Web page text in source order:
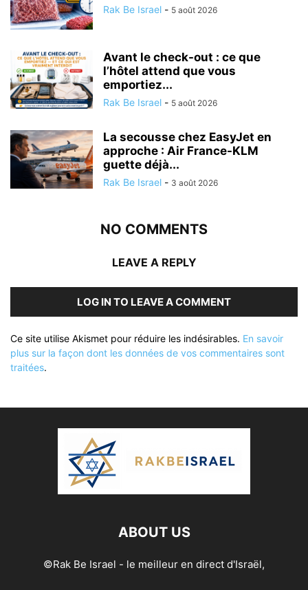
Rak Be Israel - 5 août 2026
Avant le check-out : ce que
l’hôtel attend que vous
emportiez...
Rak Be Israel - 5 août 2026
La secousse chez EasyJet en
approche : Air France-KLM
guette déjà...
Rak Be Israel - 3 août 2026
NO COMMENTS
LEAVE A REPLY
LOG IN TO LEAVE A COMMENT
Ce site utilise Akismet pour réduire les indésirables. En savoir
plus sur la façon dont les données de vos commentaires sont
traitées.
ABOUT US
©Rak Be Israel - le meilleur en direct d'Israël,